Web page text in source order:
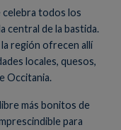
celebra todos los
central de la bastida.
región ofrecen allí
locales, quesos,
Occitania.
más bonitos de
para